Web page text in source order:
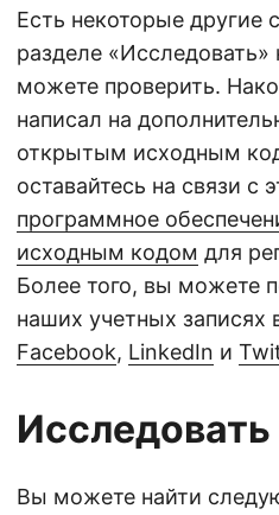
Есть некоторые другие
разделе
можете проверить.
написал на
открытым исходным
оставайтесь на связи с
программное
исходным кодом для
Более того, вы можете
наших учетных записях
Facebook, LinkedIn и
Исследовать
Вы можете найти